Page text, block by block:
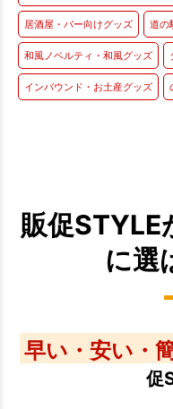
居酒屋・バー向けグッズ 道の
和風ノベルティ・和風グッズ
インバウンド・お土産グッズ
販促STYLE
に選
早い・安い・
促